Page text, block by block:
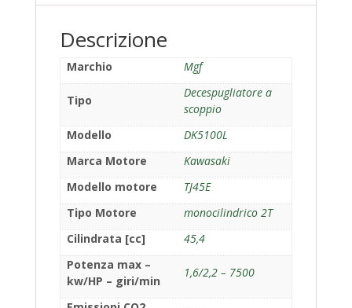
Descrizione
Marchio Mgf
Tipo
Decespugliatore a
scoppio
Modello
DK5100L
Marca Motore
Kawasaki
Modello motore
TJ45E
Tipo Motore
monocilindrico 2T
Cilindrata [cc]
45,4
Potenza max –
kw/HP – giri/min
1,6/2,2 – 7500